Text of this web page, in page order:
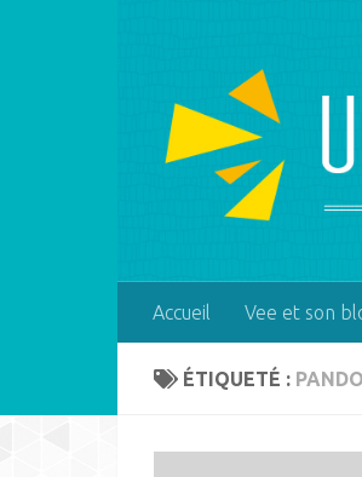
Accueil Vee et son
ÉTIQUETÉ :